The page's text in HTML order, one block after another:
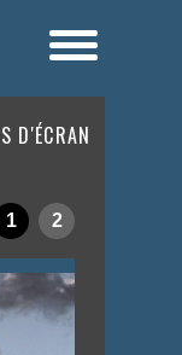
D'ÉCRAN
1 2